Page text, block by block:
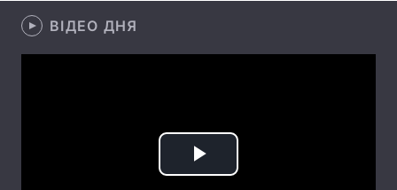
ВІДЕО ДНЯ
Play